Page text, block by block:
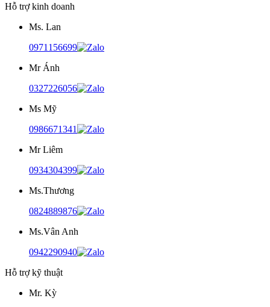
Hỗ trợ kinh doanh
Ms. Lan
0971156699
Mr Ánh
0327226056
Ms Mỹ
0986671341
Mr Liêm
0934304399
Ms.Thương
0824889876
Ms.Vân Anh
0942290940
Hỗ trợ kỹ thuật
Mr. Kỳ